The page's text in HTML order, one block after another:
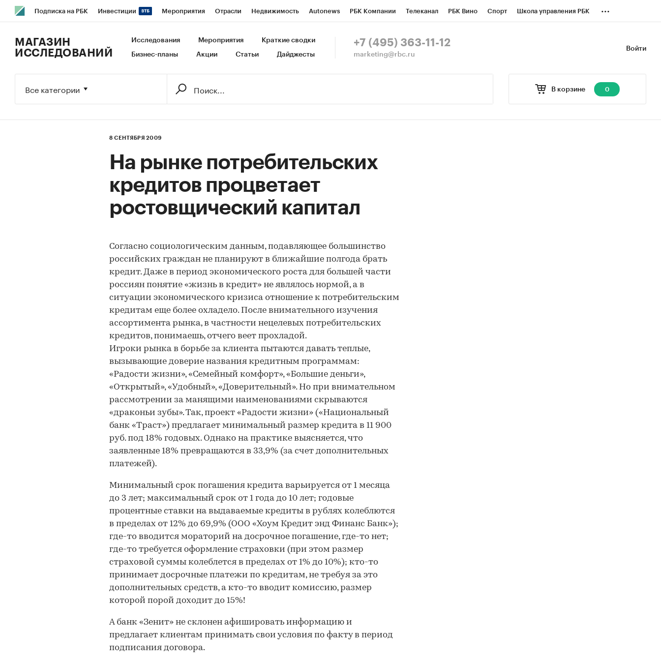
Подписка на РБК Инвестиции Мероприятия Отрасли Недвижимость Autonews РБК Компании Телеканал РБК Вино Спорт Школа управления РБК
Исследования Кредитные рейтинги Франшизы Газета Спецпроекты СПб Конференции СПб Спецпроекты
...
Войти
МАГАЗИН
ИССЛЕДОВАНИЙ
Исследования Мероприятия Краткие сводки
Бизнес-планы Акции Статьи Дайджесты
+7 (495) 363-11-12
marketing@rbc.ru
В корзине 0
Все категории
8 СЕНТЯБРЯ 2009
На рынке потребительских
кредитов процветает
ростовщический капитал
Согласно социологическим данным, подавляющее большинство
российских граждан не планируют в ближайшие полгода брать
кредит. Даже в период экономического роста для большей части
россиян понятие «жизнь в кредит» не являлось нормой, а в
ситуации экономического кризиса отношение к потребительским
кредитам еще более охладело. После внимательного изучения
ассортимента рынка, в частности нецелевых потребительских
кредитов, понимаешь, отчего веет прохладой.
Игроки рынка в борьбе за клиента пытаются давать теплые,
вызывающие доверие названия кредитным программам:
«Радости жизни», «Семейный комфорт», «Большие деньги»,
«Открытый», «Удобный», «Доверительный». Но при внимательном
рассмотрении за манящими наименованиями скрываются
«драконьи зубы». Так, проект «Радости жизни» («Национальный
банк «Траст») предлагает минимальный размер кредита в 11 900
руб. под 18% годовых. Однако на практике выясняется, что
заявленные 18% превращаются в 33,9% (за счет дополнительных
платежей).
Минимальный срок погашения кредита варьируется от 1 месяца
до 3 лет; максимальный срок от 1 года до 10 лет; годовые
процентные ставки на выдаваемые кредиты в рублях колеблются
в пределах от 12% до 69,9% (ООО «Хоум Кредит энд Финанс Банк»);
где-то вводится мораторий на досрочное погашение, где-то нет;
где-то требуется оформление страховки (при этом размер
страховой суммы колеблется в пределах от 1% до 10%); кто-то
принимает досрочные платежи по кредитам, не требуя за это
дополнительных средств, а кто-то вводит комиссию, размер
которой порой доходит до 15%!
А банк «Зенит» не склонен афишировать информацию и
предлагает клиентам принимать свои условия по факту в период
подписания договора.